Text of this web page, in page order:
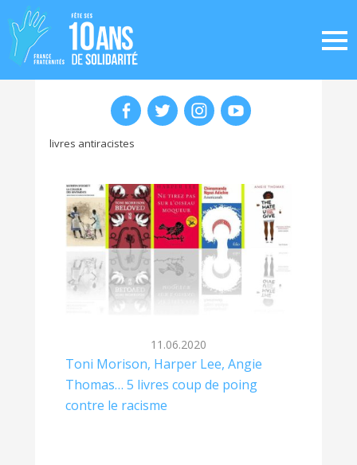
livres antiracistes
11.06.2020
Toni Morison, Harper Lee, Angie
Thomas… 5 livres coup de poing
contre le racisme